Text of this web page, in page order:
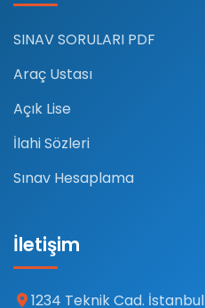
SINAV SORULARI PDF
Araç Ustası
Açık Lise
İlahi Sözleri
Sınav Hesaplama
İletişim
1234 Teknik Cad. İstanbul